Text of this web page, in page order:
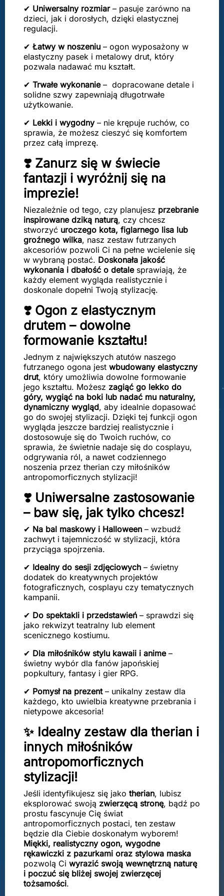
✔ Uniwersalny rozmiar– pasuje zarówno na
dzieci, jak i dorosłych, dzięki elastycznej
regulacji.
✔ Łatwy w noszeniu – ogon wyposażony w
elastyczny pasek i metalowy drut, który
pozwala nadawać mu kształt.
✔ Trwałe wykonanie– dopracowane detale i
solidne szwy zapewniają długotrwałe
użytkowanie.
✔ Lekki i wygodny– nie krępuje ruchów, co
sprawia, że możesz cieszyć się komfortem
przez całą imprezę.
❣️ Zanurz się w świecie
fantazji i wyróżnij się na
imprezie!
Niezależnie od tego, czy planujesz przebranie
inspirowane dziką naturą, czy chcesz
stworzyć uroczego kota, figlarnego lisa lub
groźnego wilka, nasz zestaw futrzanych
akcesoriów pozwoli Ci na pełne wcielenie się
w wybraną postać. Doskonała jakość
wykonania i dbałość o detalesprawiają, że
każdy element wygląda realistycznie i
doskonale dopełni Twoją stylizację.
❣️ Ogon z elastycznym
drutem – dowolne
formowanie kształtu!
Jednym z największych atutów naszego
futrzanego ogona jest wbudowany elastyczny
drut, który umożliwia dowolne formowanie
jego kształtu. Możesz zagiąć go lekko do
góry, wygiąć na boki lub nadać mu naturalny,
dynamiczny wygląd, aby idealnie dopasować
go do swojej stylizacji. Dzięki tej funkcji ogon
wygląda jeszcze bardziej realistycznie i
dostosowuje się do Twoich ruchów, co
sprawia, że świetnie nadaje się do cosplayu,
odgrywania ról, a nawet codziennego
noszenia przez therian czy miłośników
antropomorficznych stylizacji!
❣️ Uniwersalne zastosowanie
– baw się, jak tylko chcesz!
✔ Na bal maskowy i Halloween – wzbudź
zachwyt i tajemniczość w stylizacji, która
przyciąga spojrzenia.
✔ Idealny do sesji zdjęciowych – świetny
dodatek do kreatywnych projektów
fotograficznych, cosplayu czy tematycznych
kampanii.
✔ Do spektakli i przedstawień – sprawdzi się
jako rekwizyt teatralny lub element
scenicznego kostiumu.
✔ Dla miłośników stylu kawaii i anime–
świetny wybór dla fanów japońskiej
popkultury, fantasy i gier RPG.
✔ Pomysł na prezent– unikalny zestaw dla
każdego, kto uwielbia kreatywne przebrania i
nietypowe akcesoria!
✨ Idealny zestaw dla therian i
innych miłośników
antropomorficznych
stylizacji!
Jeśli identyfikujesz się jako therian, lubisz
eksplorować swoją zwierzęcą stronę, bądź po
prostu fascynuje Cię świat
antropomorficznych postaci, ten zestaw
będzie dla Ciebie doskonałym wyborem!
Miękki, realistyczny ogon, wygodne
rękawiczki z pazurkami oraz stylowa maska
pozwolą Ci wyrazić swoją wewnętrzną naturę
i poczuć się bliżej swojej zwierzęcej
tożsamości.